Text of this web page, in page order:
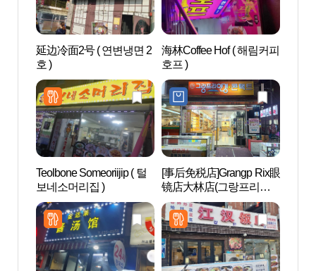
延边冷面2号 ( 연변냉면 2
호 )
海林Coffee Hof ( 해림커피
호프 )
Teolbone Someoriijip ( 털
보네소머리집 )
[事后免税店]Grangp Rix眼
镜店大林店(그랑프리안
경원 대림점)